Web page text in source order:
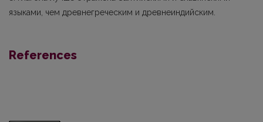
языками, чем древнегреческим и древнеиндийским.
References